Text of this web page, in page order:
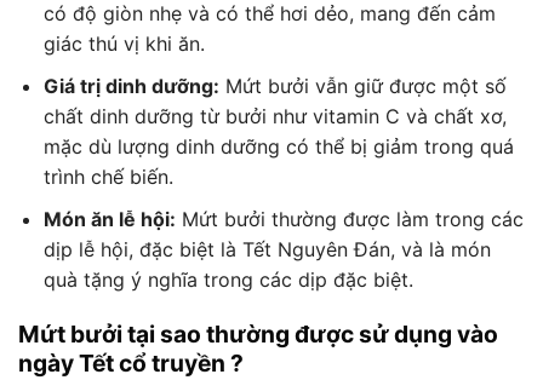
có độ giòn nhẹ và có thể hơi dẻo, mang đến cảm
giác thú vị khi ăn.
Giá trị dinh dưỡng: Mứt bưởi vẫn giữ được một số
chất dinh dưỡng từ bưởi như vitamin C và chất xơ,
mặc dù lượng dinh dưỡng có thể bị giảm trong quá
trình chế biến.
Món ăn lễ hội: Mứt bưởi thường được làm trong các
dịp lễ hội, đặc biệt là Tết Nguyên Đán, và là món
quà tặng ý nghĩa trong các dịp đặc biệt.
Mứt bưởi tại sao thường được sử dụng vào
ngày Tết cổ truyền ?